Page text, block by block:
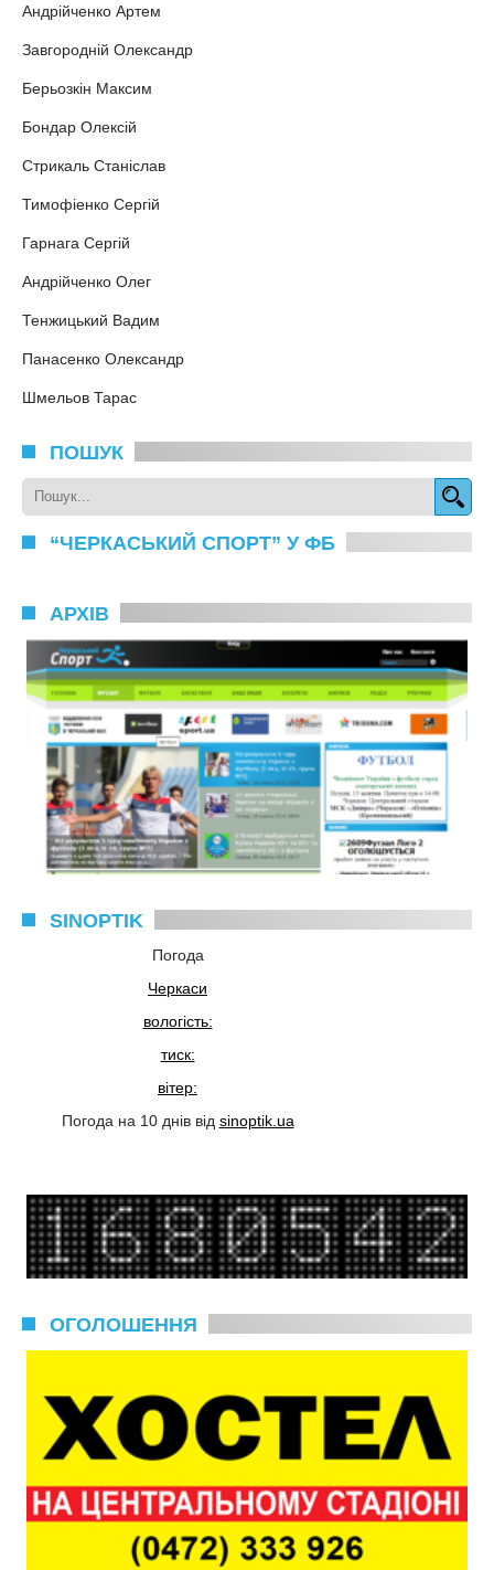
Андрійченко Артем
Завгородній Олександр
Берьозкiн Максим
Бондар Олексій
Стрикаль Станіслав
Тимофiенко Сергiй
Гарнага Сергій
Андрійченко Олег
Тенжицький Вадим
Панасенко Олександр
Шмельов Тарас
ПОШУК
“ЧЕРКАСЬКИЙ СПОРТ” У ФБ
АРХІВ
SINOPTIK
Погода
Черкаси
вологість:
тиск:
вітер:
Погода на 10 днів від sinoptik.ua
ОГОЛОШЕННЯ